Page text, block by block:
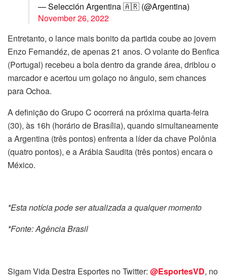
— Selección Argentina 🇦🇷 (@Argentina)
November 26, 2022
Entretanto, o lance mais bonito da partida coube ao jovem
Enzo Fernandéz, de apenas 21 anos. O volante do Benfica
(Portugal) recebeu a bola dentro da grande área, driblou o
marcador e acertou um golaço no ângulo, sem chances
para Ochoa.
A definição do Grupo C ocorrerá na próxima quarta-feira
(30), às 16h (horário de Brasília), quando simultaneamente
a Argentina (três pontos) enfrenta a líder da chave Polônia
(quatro pontos), e a Arábia Saudita (três pontos) encara o
México.
*Esta notícia pode ser atualizada a qualquer momento
*Fonte: Agência Brasil
Sigam Vida Destra Esportes no Twitter: @EsportesVD, no